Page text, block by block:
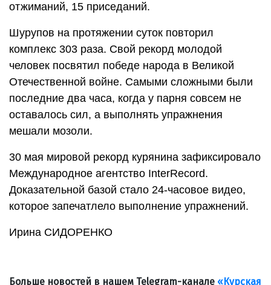
отжиманий, 15 приседаний.
Шурупов на протяжении суток повторил
комплекс 303 раза. Свой рекорд молодой
человек посвятил победе народа в Великой
Отечественной войне. Самыми сложными были
последние два часа, когда у парня совсем не
оставалось сил, а выполнять упражнения
мешали мозоли.
30 мая мировой рекорд курянина зафиксировало
Международное агентство InterRecord.
Доказательной базой стало 24-часовое видео,
которое запечатлело выполнение упражнений.
Ирина СИДОРЕНКО
Больше новостей в нашем Telegram-канале «Курская